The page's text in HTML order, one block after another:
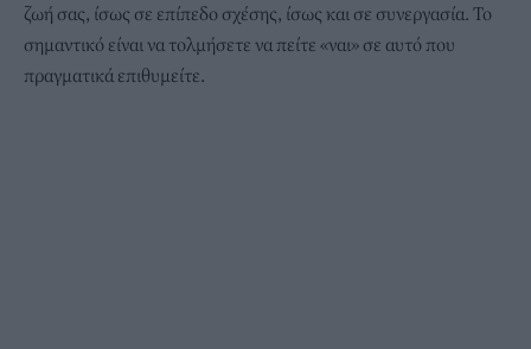
ζωή σας, ίσως σε επίπεδο σχέσης, ίσως και σε συνεργασία. Το
σημαντικό είναι να τολμήσετε να πείτε «ναι» σε αυτό που
πραγματικά επιθυμείτε.